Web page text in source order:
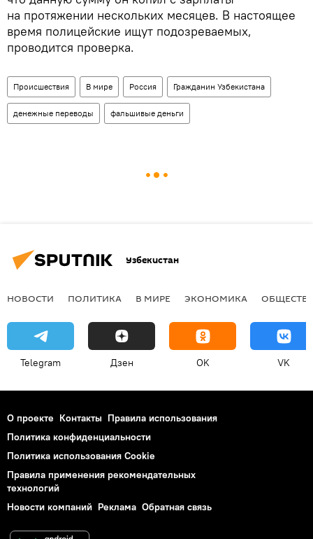
на протяжении нескольких месяцев. В настоящее
время полицейские ищут подозреваемых,
проводится проверка.
Происшествия В мире Россия Гражданин Узбекистана
денежные переводы фальшивые деньги
Узбекистан
НОВОСТИ ПОЛИТИКА В МИРЕ ЭКОНОМИКА
Telegram Дзен OK VK
О проекте Контакты Правила использования
Политика конфиденциальности
Политика использования Cookie
Правила применения рекомендательных
технологий
Новости компаний Реклама Обратная связь